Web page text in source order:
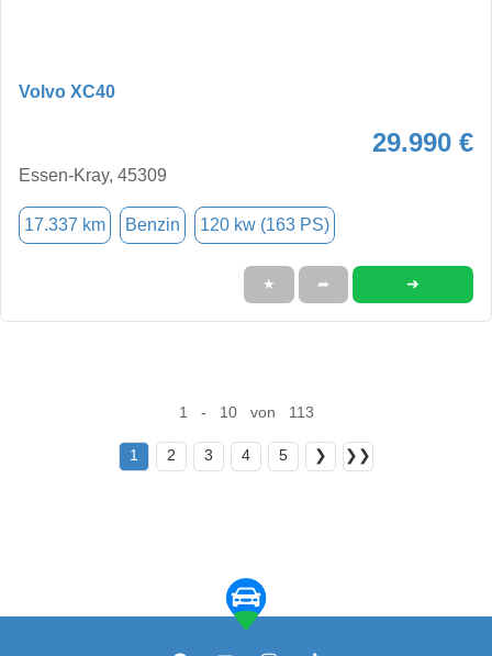
Volvo XC40
29.990 €
Essen-Kray, 45309
17.337 km Benzin 120 kw (163 PS)
★ ➦ ➜
1 - 10 von 113
1 2 3 4 5 ❯ ❯❯